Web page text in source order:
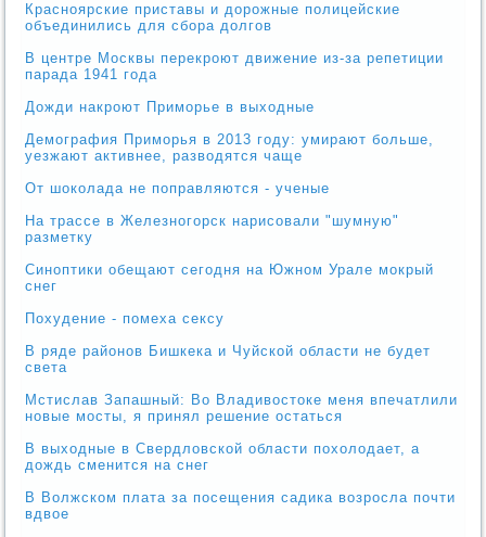
Красноярские приставы и дорожные полицейские
объединились для сбора долгов
В центре Москвы перекроют движение из-за репетиции
парада 1941 года
Дожди накроют Приморье в выходные
Демография Приморья в 2013 году: умирают больше,
уезжают активнее, разводятся чаще
От шоколада не поправляются - ученые
На трассе в Железногорск нарисовали "шумную"
разметку
Синоптики обещают сегодня на Южном Урале мокрый
снег
Похудение - помеха сексу
В ряде районов Бишкека и Чуйской области не будет
света
Мстислав Запашный: Во Владивостоке меня впечатлили
новые мосты, я принял решение остаться
В выходные в Свердловской области похолодает, а
дождь сменится на снег
В Волжском плата за посещения садика возросла почти
вдвое